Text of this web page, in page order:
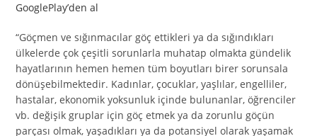
GooglePlay’den al
“Göçmen ve sığınmacılar göç ettikleri ya da sığındıkları
ülkelerde çok çeşitli sorunlarla muhatap olmakta gündelik
hayatlarının hemen hemen tüm boyutları birer sorunsala
dönüşebilmektedir. Kadınlar, çocuklar, yaşlılar, engelliler,
hastalar, ekonomik yoksunluk içinde bulunanlar, öğrenciler
vb. değişik gruplar için göç etmek ya da zorunlu göçün
parçası olmak, yaşadıkları ya da potansiyel olarak yaşamak